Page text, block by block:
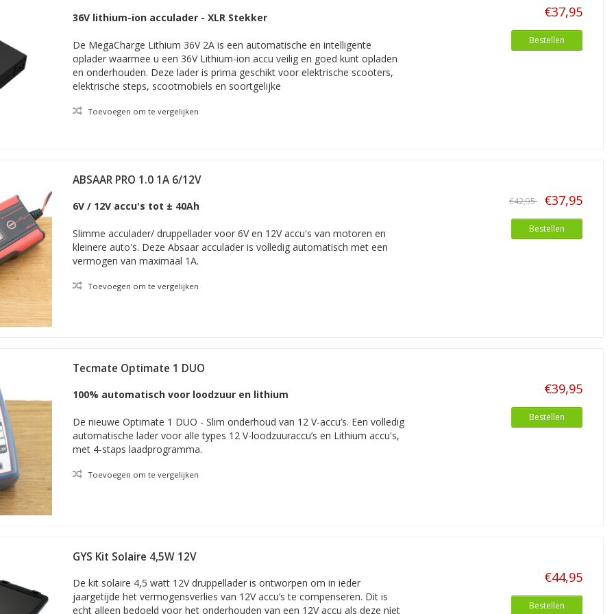
36V lithium-ion acculader - XLR Stekker
De MegaCharge Lithium 36V 2A is een automatische en intelligente
oplader waarmee u een 36V Lithium-ion accu veilig en goed kunt opladen
en onderhouden. Deze lader is prima geschikt voor elektrische scooters,
elektrische steps, scootmobiels en soortgelijke
Toevoegen om te vergelijken
€37,95
Bestellen
ABSAAR PRO 1.0 1A 6/12V
6V / 12V accu's tot ± 40Ah
Slimme acculader/ druppellader voor 6V en 12V accu's van motoren en
kleinere auto's. Deze Absaar acculader is volledig automatisch met een
vermogen van maximaal 1A.
Toevoegen om te vergelijken
€42,95 €37,95
Bestellen
Tecmate Optimate 1 DUO
100% automatisch voor loodzuur en lithium
De nieuwe Optimate 1 DUO - Slim onderhoud van 12 V-accu’s. Een volledig
automatische lader voor alle types 12 V-loodzuuraccu’s en Lithium accu's,
met 4-staps laadprogramma.
Toevoegen om te vergelijken
€39,95
Bestellen
GYS Kit Solaire 4,5W 12V
De kit solaire 4,5 watt 12V druppellader is ontworpen om in ieder
jaargetijde het vermogensverlies van 12V accu’s te compenseren. Dit is
echt alleen bedoeld voor het onderhouden van een 12V accu als deze niet
€44,95
Bestellen